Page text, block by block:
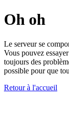
Oh oh
Le serveur se
Vous pouvez
toujours des
possible pour que
Retour à l'accueil